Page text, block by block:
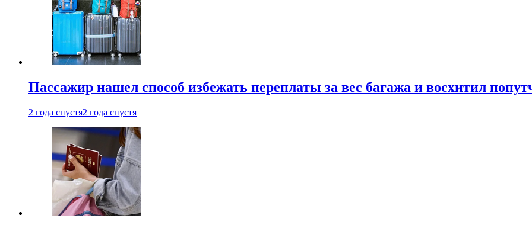
Пассажир нашел способ избежать переплаты за вес багажа и восхитил
2 года спустя2 года спустя